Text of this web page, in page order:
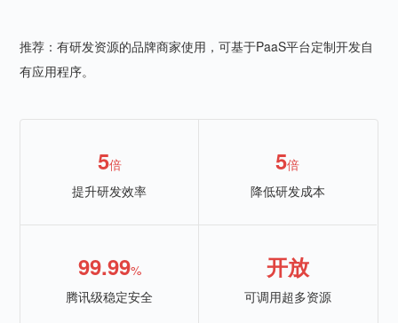
推荐：有研发资源的品牌商家使用，可基于PaaS平台定制开发自
有应用程序。
5倍
提升研发效率
5倍
降低研发成本
99.99%
腾讯级稳定安全
开放
可调用超多资源